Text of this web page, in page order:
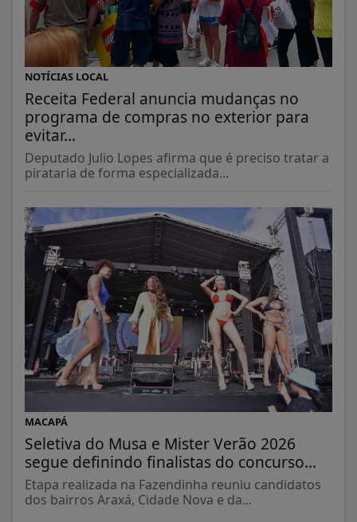
NOTÍCIAS LOCAL
Receita Federal anuncia mudanças no
programa de compras no exterior para
evitar...
Deputado Julio Lopes afirma que é preciso tratar a
pirataria de forma especializada...
MACAPÁ
Seletiva do Musa e Mister Verão 2026
segue definindo finalistas do concurso...
Etapa realizada na Fazendinha reuniu candidatos
dos bairros Araxá, Cidade Nova e da...